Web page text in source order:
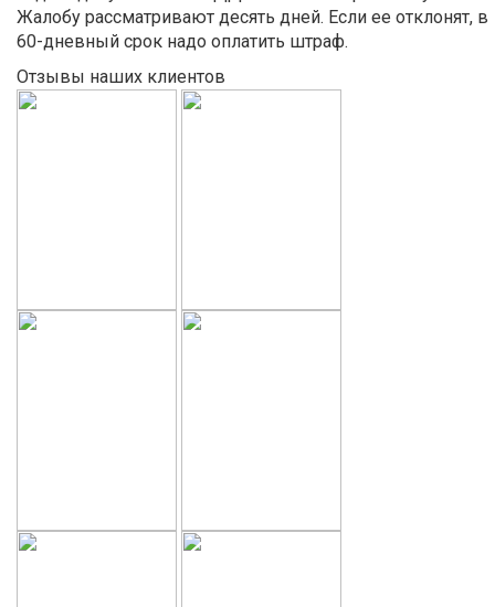
Жалобу рассматривают десять дней. Если ее отклонят, в
60-дневный срок надо оплатить штраф.
Отзывы наших клиентов